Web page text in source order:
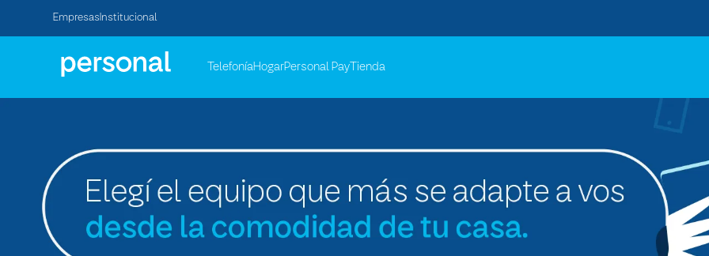
Empresas Institucional
TelefoníaHogarPersonal Pay Tienda